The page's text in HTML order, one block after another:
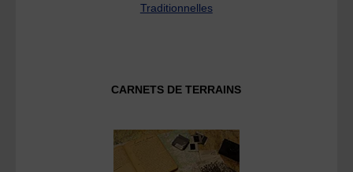
Traditionnelles
CARNETS DE TERRAINS